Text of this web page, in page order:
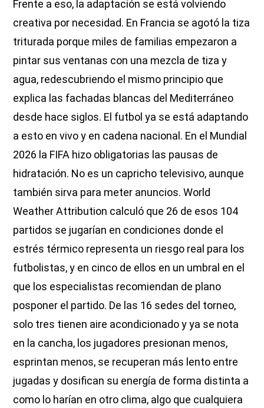
Frente a eso, la adaptación se está volviendo
creativa por necesidad. En Francia se agotó la tiza
triturada porque miles de familias empezaron a
pintar sus ventanas con una mezcla de tiza y
agua, redescubriendo el mismo principio que
explica las fachadas blancas del Mediterráneo
desde hace siglos. El futbol ya se está adaptando
a esto en vivo y en cadena nacional. En el Mundial
2026 la FIFA hizo obligatorias las pausas de
hidratación. No es un capricho televisivo, aunque
también sirva para meter anuncios. World
Weather Attribution calculó que 26 de esos 104
partidos se jugarían en condiciones donde el
estrés térmico representa un riesgo real para los
futbolistas, y en cinco de ellos en un umbral en el
que los especialistas recomiendan de plano
posponer el partido. De las 16 sedes del torneo,
solo tres tienen aire acondicionado y ya se nota
en la cancha, los jugadores presionan menos,
esprintan menos, se recuperan más lento entre
jugadas y dosifican su energía de forma distinta a
como lo harían en otro clima, algo que cualquiera